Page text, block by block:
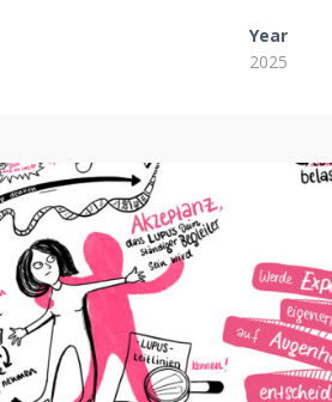
Year
2025